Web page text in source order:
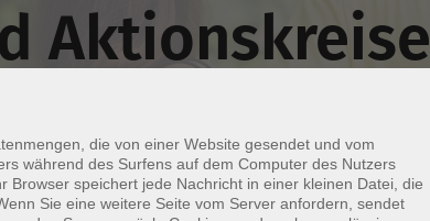
Aktionskreise
die von einer Website gesendet und vom
während des Surfens auf dem Computer des Nutzers
Browser speichert jede Nachricht in einer kleinen Datei, die
Sie eine weitere Seite vom Server anfordern, sendet